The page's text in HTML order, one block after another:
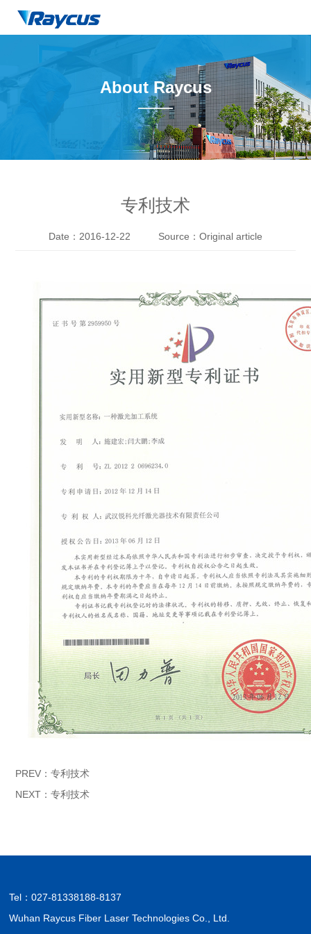
About Raycus
——
专利技术
Date：2016-12-22 Source：Original article
PREV：专利技术
NEXT：专利技术
Tel：027-81338188-8137
Wuhan Raycus Fiber Laser Technologies Co., Ltd.